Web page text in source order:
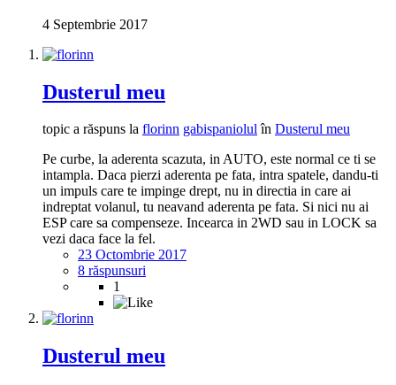
4 Septembrie 2017
Dusterul meu
topic a răspuns la florinn gabispaniolulîn Dusterul meu
Pe curbe, la aderenta scazuta, in AUTO, este normal ce ti se
intampla. Daca pierzi aderenta pe fata, intra spatele, dandu-ti
un impuls care te impinge drept, nu in directia in care ai
indreptat volanul, tu neavand aderenta pe fata. Si nici nu ai
ESP care sa compenseze. Incearca in 2WD sau in LOCK sa
vezi daca face la fel.
23 Octombrie 2017
8 răspunsuri
1
Dusterul meu